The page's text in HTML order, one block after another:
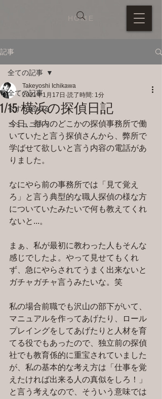
HOME
記事
全ての記事
今すぐ始める
コミュニティ
全ての記事
1/15 横浜の探偵日記
Takeyoshi Ichikawa
2021年1月17日 読了時間: 1分
今日、都内のどこかの探偵事務所で働
いていたと言う探偵さんから、弊所で
学ばせて欲しいと言う内容の電話があ
りました。
なにやら前の事務所では「見て覚え
ろ」と言う典型的な職人探偵の様な方
についていたみたいで何も教えてくれ
ないと...。
まぁ、私が最初に教わった人もそんな
感じでしたよ。やって見せてもくれ
ず、急にやらされてうまく出来ないと
ガチャガチャ言うみたいな。笑
私の場合前職でも沢山の部下がいて、
マニュアルを作ってあげたり、ロール
プレイングをしてあげたりと人材を育
てる役でもあったので、独立前の探偵
社でも教育係的に重宝されていました
が、私の基本的な考え方は「仕事を覚
えたければ出来る人の真似をしろ！」
と言う考えなので、そういう意味では